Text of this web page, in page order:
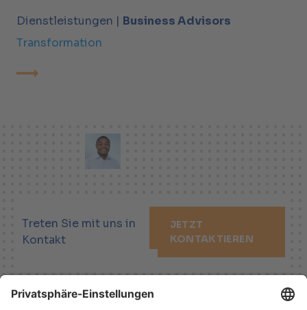
Dienstleistungen | Business Advisors
Transformation
Treten Sie mit uns in
Kontakt
JETZT
KONTAKTIEREN